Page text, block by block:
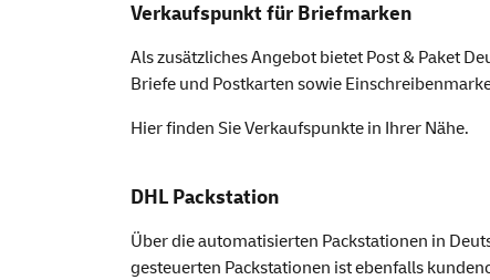
Verkaufspunkt für Briefmarken
Als zusätzliches Angebot bietet Post & Paket
Briefe und Postkarten sowie
Hier finden SieVerkaufspunkte in Ihrer Nähe.
DHL Packstation
Über die automatisierten Packstationen in
gesteuerten Packstationen ist ebenfalls